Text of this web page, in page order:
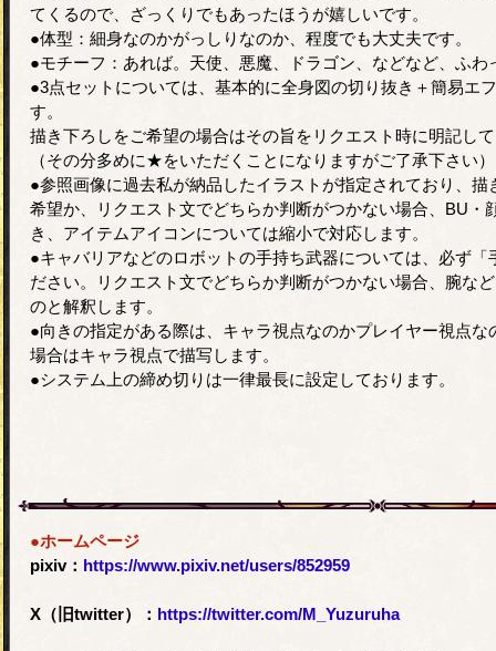
てくるので、ざっくりでもあったほうが嬉しいです。
●体型：細身なのかがっしりなのか、程度でも大丈夫です。
●モチーフ：あれば。天使、悪魔、ドラゴン、などなど、ふわ
●3点セットについては、基本的に全身図の切り抜き＋簡易エ
す。
描き下ろしをご希望の場合はその旨をリクエスト時に明記し
（その分多めに★をいただくことになりますがご了承下さい）
●参照画像に過去私が納品したイラストが指定されており、
希望か、リクエスト文でどちらか判断がつかない場合、BU・
き、アイテムアイコンについては縮小で対応します。
●キャバリアなどのロボットの手持ち武器については、必ず
ださい。リクエスト文でどちらか判断がつかない場合、腕な
のと解釈します。
●向きの指定がある際は、キャラ視点なのかプレイヤー視点
場合はキャラ視点で描写します。
●システム上の締め切りは一律最長に設定しております。
●ホームページ
pixiv： https://www.pixiv.net/users/852959
X（旧twitter）： https://twitter.com/M_Yuzuruha